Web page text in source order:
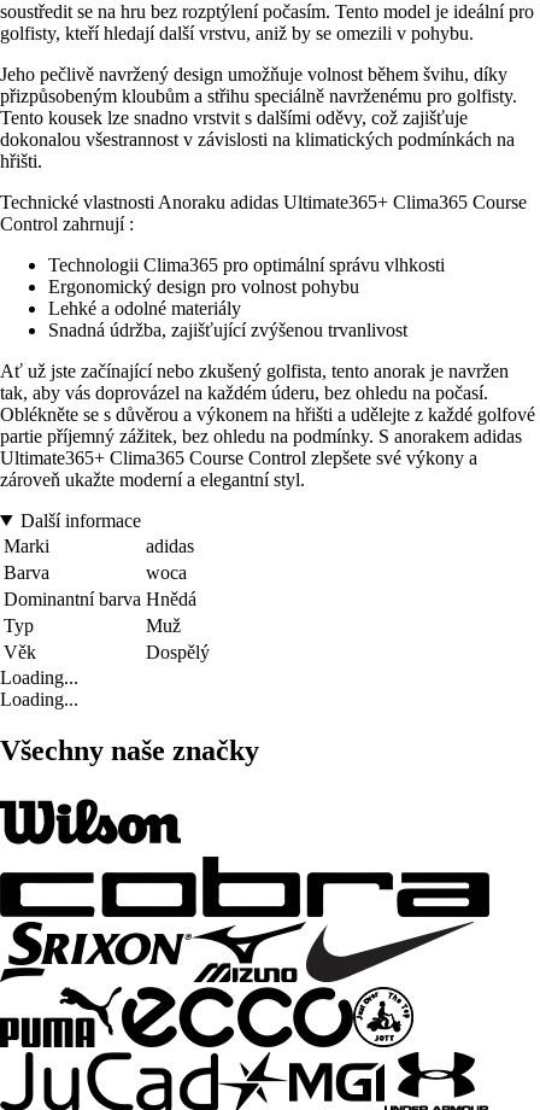
soustředit se na hru bez rozptýlení počasím. Tento model je ideální pro
golfisty, kteří hledají další vrstvu, aniž by se omezili v pohybu.
Jeho pečlivě navržený design umožňuje volnost během švihu, díky
přizpůsobeným kloubům a střihu speciálně navrženému pro golfisty.
Tento kousek lze snadno vrstvit s dalšími oděvy, což zajišťuje
dokonalou všestrannost v závislosti na klimatických podmínkách na
hřišti.
Technické vlastnosti Anoraku adidas Ultimate365+ Clima365 Course
Control zahrnují :
Technologii Clima365 pro optimální správu vlhkosti
Ergonomický design pro volnost pohybu
Lehké a odolné materiály
Snadná údržba, zajišťující zvýšenou trvanlivost
Ať už jste začínající nebo zkušený golfista, tento anorak je navržen
tak, aby vás doprovázel na každém úderu, bez ohledu na počasí.
Oblékněte se s důvěrou a výkonem na hřišti a udělejte z každé golfové
partie příjemný zážitek, bez ohledu na podmínky. S anorakem adidas
Ultimate365+ Clima365 Course Control zlepšete své výkony a
zároveň ukažte moderní a elegantní styl.
Další informace
Marki
adidas
Barva
woca
Dominantní barva Hnědá
Typ
Muž
Věk
Dospělý
Loading...
Loading...
Všechny naše značky